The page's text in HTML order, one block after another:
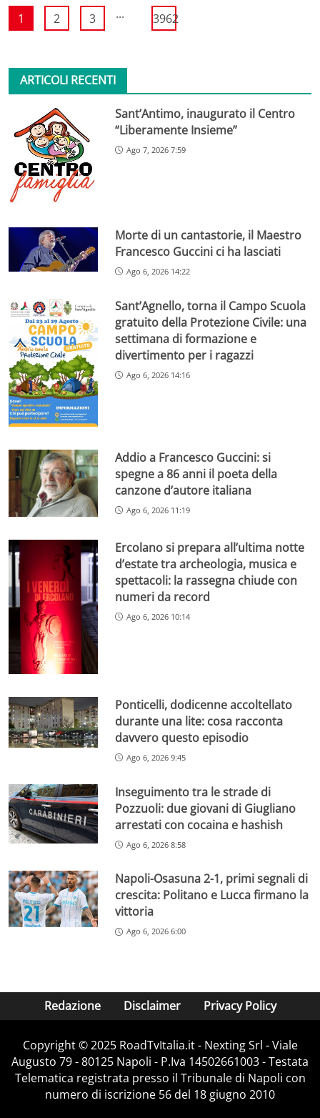
1 2 3 ... 3962
ARTICOLI RECENTI
Sant’Antimo, inaugurato il Centro
“Liberamente Insieme”
Ago 7, 2026 7:59
Morte di un cantastorie, il Maestro
Francesco Guccini ci ha lasciati
Ago 6, 2026 14:22
Sant’Agnello, torna il Campo Scuola
gratuito della Protezione Civile: una
settimana di formazione e
divertimento per i ragazzi
Ago 6, 2026 14:16
Addio a Francesco Guccini: si
spegne a 86 anni il poeta della
canzone d’autore italiana
Ago 6, 2026 11:19
Ercolano si prepara all’ultima notte
d’estate tra archeologia, musica e
spettacoli: la rassegna chiude con
numeri da record
Ago 6, 2026 10:14
Ponticelli, dodicenne accoltellato
durante una lite: cosa racconta
davvero questo episodio
Ago 6, 2026 9:45
Inseguimento tra le strade di
Pozzuoli: due giovani di Giugliano
arrestati con cocaina e hashish
Ago 6, 2026 8:58
Napoli-Osasuna 2-1, primi segnali di
crescita: Politano e Lucca firmano la
vittoria
Ago 6, 2026 6:00
Redazione Disclaimer Privacy Policy
Copyright ©️ 2025 RoadTvItalia.it - Nexting Srl - Viale
Augusto 79 - 80125 Napoli - P.Iva 14502661003 - Testata
Telematica registrata presso il Tribunale di Napoli con
numero di iscrizione 56 del 18 giugno 2010